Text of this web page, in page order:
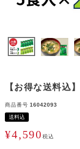
【お得な送料込
商品番号 16042093
送料込
¥4,590税込